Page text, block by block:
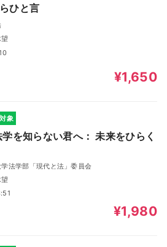
ひと言
¥1,650
象
学を知らない君へ： 未来をひらく
法学部「現代と法」委員会
¥1,980